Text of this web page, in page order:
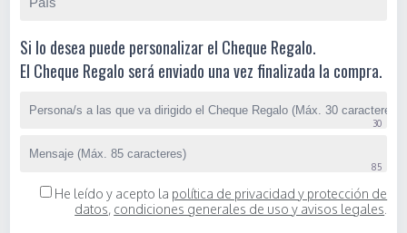
Si lo desea puede personalizar el Cheque Regalo.
El Cheque Regalo será enviado una vez finalizada la compra.
He leído y acepto la política de privacidad y protección de
datos, condiciones generales de uso y avisos legales